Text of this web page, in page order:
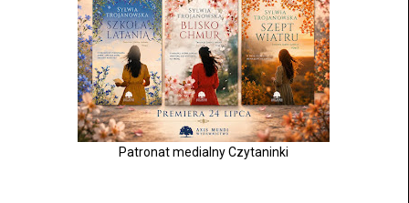
Patronat medialny Czytaninki